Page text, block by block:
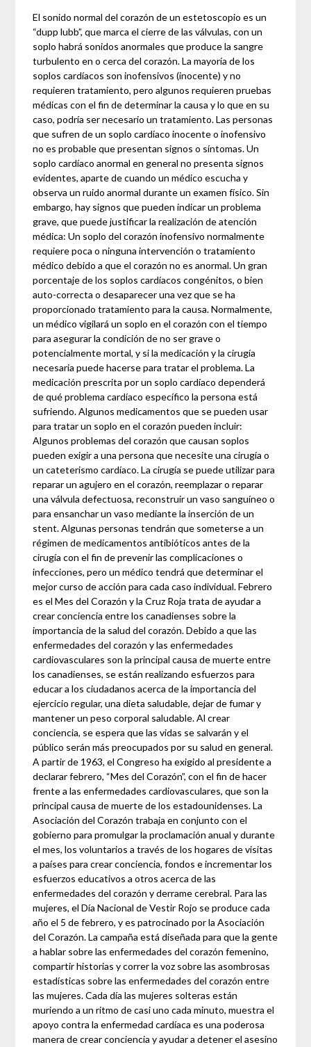
El sonido normal del corazón de un estetoscopio es un
“dupp lubb”, que marca el cierre de las válvulas, con un
soplo habrá sonidos anormales que produce la sangre
turbulento en o cerca del corazón. La mayoría de los
soplos cardíacos son inofensivos (inocente) y no
requieren tratamiento, pero algunos requieren pruebas
médicas con el fin de determinar la causa y lo que en su
caso, podría ser necesario un tratamiento. Las personas
que sufren de un soplo cardíaco inocente o inofensivo
no es probable que presentan signos o síntomas. Un
soplo cardíaco anormal en general no presenta signos
evidentes, aparte de cuando un médico escucha y
observa un ruido anormal durante un examen físico. Sin
embargo, hay signos que pueden indicar un problema
grave, que puede justificar la realización de atención
médica: Un soplo del corazón inofensivo normalmente
requiere poca o ninguna intervención o tratamiento
médico debido a que el corazón no es anormal. Un gran
porcentaje de los soplos cardíacos congénitos, o bien
auto-correcta o desaparecer una vez que se ha
proporcionado tratamiento para la causa. Normalmente,
un médico vigilará un soplo en el corazón con el tiempo
para asegurar la condición de no ser grave o
potencialmente mortal, y si la medicación y la cirugía
necesaria puede hacerse para tratar el problema. La
medicación prescrita por un soplo cardíaco dependerá
de qué problema cardíaco específico la persona está
sufriendo. Algunos medicamentos que se pueden usar
para tratar un soplo en el corazón pueden incluir:
Algunos problemas del corazón que causan soplos
pueden exigir a una persona que necesite una cirugía o
un cateterismo cardíaco. La cirugía se puede utilizar para
reparar un agujero en el corazón, reemplazar o reparar
una válvula defectuosa, reconstruir un vaso sanguíneo o
para ensanchar un vaso mediante la inserción de un
stent. Algunas personas tendrán que someterse a un
régimen de medicamentos antibióticos antes de la
cirugía con el fin de prevenir las complicaciones o
infecciones, pero un médico tendrá que determinar el
mejor curso de acción para cada caso individual. Febrero
es el Mes del Corazón y la Cruz Roja trata de ayudar a
crear conciencia entre los canadienses sobre la
importancia de la salud del corazón. Debido a que las
enfermedades del corazón y las enfermedades
cardiovasculares son la principal causa de muerte entre
los canadienses, se están realizando esfuerzos para
educar a los ciudadanos acerca de la importancia del
ejercicio regular, una dieta saludable, dejar de fumar y
mantener un peso corporal saludable. Al crear
conciencia, se espera que las vidas se salvarán y el
público serán más preocupados por su salud en general.
A partir de 1963, el Congreso ha exigido al presidente a
declarar febrero, “Mes del Corazón”, con el fin de hacer
frente a las enfermedades cardiovasculares, que son la
principal causa de muerte de los estadounidenses. La
Asociación del Corazón trabaja en conjunto con el
gobierno para promulgar la proclamación anual y durante
el mes, los voluntarios a través de los hogares de visitas
a países para crear conciencia, fondos e incrementar los
esfuerzos educativos a otros acerca de las
enfermedades del corazón y derrame cerebral. Para las
mujeres, el Día Nacional de Vestir Rojo se produce cada
año el 5 de febrero, y es patrocinado por la Asociación
del Corazón. La campaña está diseñada para que la gente
a hablar sobre las enfermedades del corazón femenino,
compartir historias y correr la voz sobre las asombrosas
estadísticas sobre las enfermedades del corazón entre
las mujeres. Cada día las mujeres solteras están
muriendo a un ritmo de casi uno cada minuto, muestra el
apoyo contra la enfermedad cardíaca es una poderosa
manera de crear conciencia y ayudar a detener el asesino